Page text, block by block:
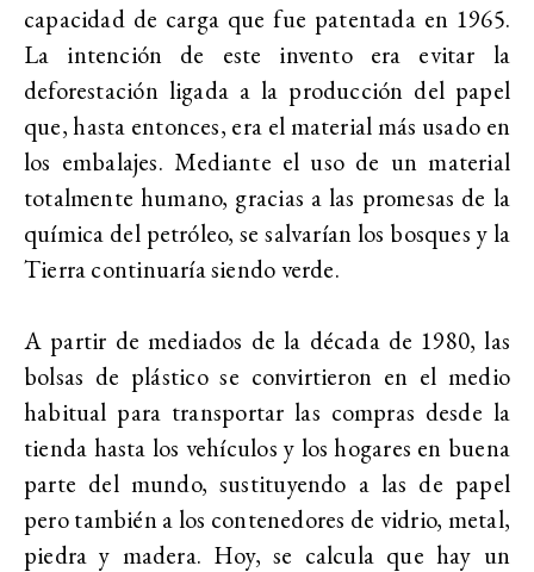
capacidad de carga que fue patentada en 1965.
La intención de este invento era evitar la
deforestación ligada a la producción del papel
que, hasta entonces, era el material más usado en
los embalajes. Mediante el uso de un material
totalmente humano, gracias a las promesas de la
química del petróleo, se salvarían los bosques y la
Tierra continuaría siendo verde.
A partir de mediados de la década de 1980, las
bolsas de plástico se convirtieron en el medio
habitual para transportar las compras desde la
tienda hasta los vehículos y los hogares en buena
parte del mundo, sustituyendo a las de papel
pero también a los contenedores de vidrio, metal,
piedra y madera. Hoy, se calcula que hay un